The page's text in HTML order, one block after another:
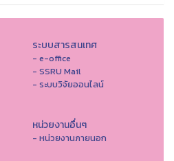
ระบบสารสนเทศ
- e-office
- SSRU Mail
- ระบบวิจัยออนไลน์
หน่วยงานอื่นๆ
- หน่วยงานภายนอก